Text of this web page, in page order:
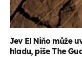
Jev El Niňo může
hladu, píše The